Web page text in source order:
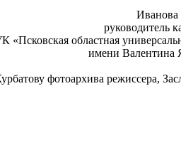
Иванова
руководитель
«Псковская областная
имени Валентина
фотоархива режиссера,